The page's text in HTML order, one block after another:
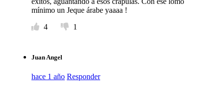
mínimo un Jeque árabe yaaaa !
4
1
Juan Angel
hace 1 año Responder